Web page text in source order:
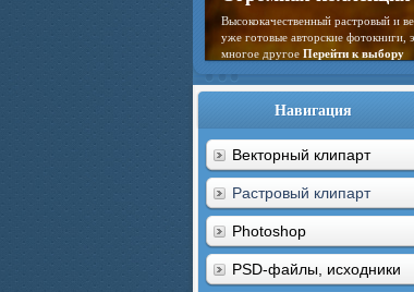
Высококачественный растровый и
уже готовые авторские фотокниги,
многое другое Перейти к выбору
Навигация
Векторный клипарт
Растровый клипарт
Photoshop
PSD-файлы, исходники